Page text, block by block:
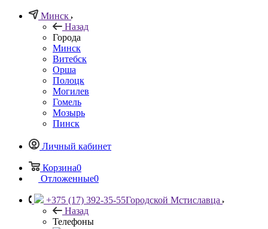
Минск
Назад
Города
Минск
Витебск
Орша
Полоцк
Могилев
Гомель
Мозырь
Пинск
Личный кабинет
Корзина0
Отложенные0
+375 (17) 392-35-55Городской Мстиславца
Назад
Телефоны